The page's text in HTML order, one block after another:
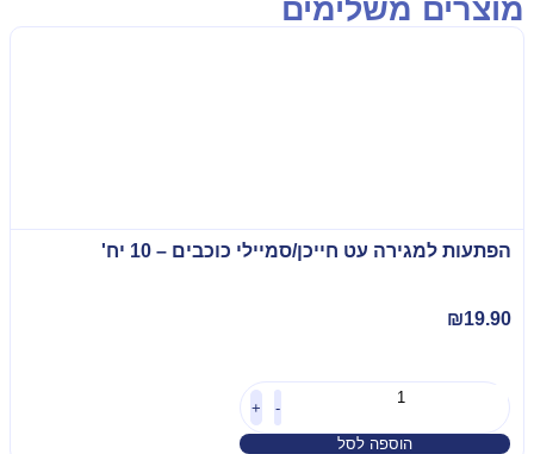
מוצרים משלימים
הפתעות למגירה עט חייכן/סמיילי כוכבים – 10 יח'
₪19.90
-
+
הוספה לסל